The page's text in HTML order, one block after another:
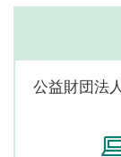
公益財団法